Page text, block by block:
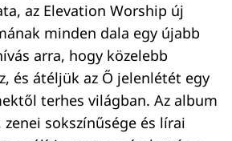
az Elevation Worship új
minden dala egy újabb
arra, hogy közelebb
és átéljük az Ő jelenlétét egy
terhes világban. Az album
sokszínűsége és lírai